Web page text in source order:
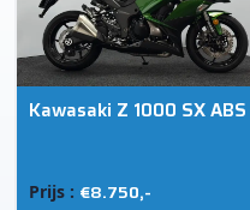
Kawasaki Z 1000 SX ABS
Prijs : €8.750,-